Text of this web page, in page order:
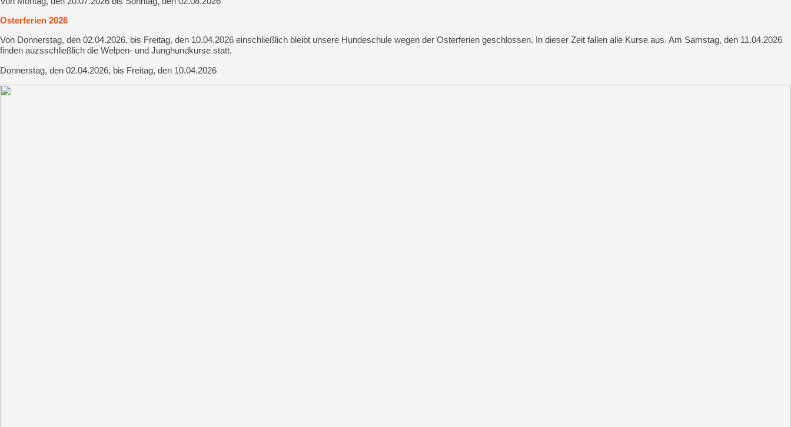
Osterferien 2026
Von Donnerstag, den 02.04.2026, bis Freitag, den 10.04.2026 einschließlich bleibt unsere Hundeschule wegen der Osterferien geschlossen. In dieser Zeit fallen alle Kurse aus. Am Samstag, den 11.04.2026
finden auzsschließlich die Welpen- und Junghundkurse statt.
Donnerstag, den 02.04.2026, bis Freitag, den 10.04.2026